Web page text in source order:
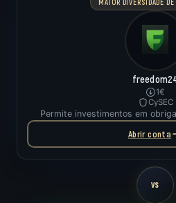
1€
CySEC
Permite investimentos em
Abrir conta
VS